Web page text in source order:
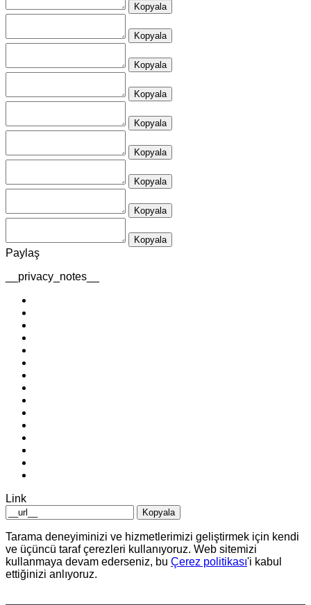
Kopyala
Kopyala
Kopyala
Kopyala
Kopyala
Kopyala
Kopyala
Kopyala
Kopyala
Paylaş
__privacy_notes__
Link
Kopyala
Tarama deneyiminizi ve hizmetlerimizi geliştirmek için kendi
ve üçüncü taraf çerezleri kullanıyoruz. Web sitemizi
kullanmaya devam ederseniz, bu Çerez politikası'i kabul
ettiğinizi anlıyoruz.